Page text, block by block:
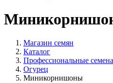
Магазин семян
Каталог
Профессиональные семена
Огурец
Миникорнишоны